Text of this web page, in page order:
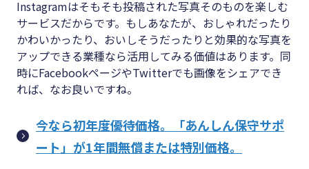
Instagramはそもそも投稿された写真そのものを楽しむ
サービスだからです。もしあなたが、おしゃれだったり
かわいかったり、おいしそうだったりと効果的な写真を
アップできる業種なら活用してみる価値はあります。同
時にFacebookページやTwitterでも画像をシェアでき
れば、なお良いですね。
今なら初年度優待価格。「あんしん保守サポ
ート」が1年間無償または特別価格。